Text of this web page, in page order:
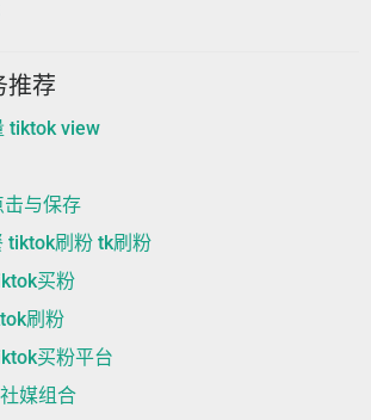
推荐
tiktok view
与保存
tiktok刷粉 tk刷粉
买粉
刷粉
买粉平台
媒组合